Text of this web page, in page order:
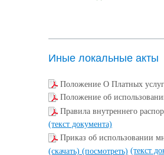
Иные локальные акты
Положение О Платных
Положение об
Правила внутреннего
(текст документа)
Приказ об использовании
(скачать) (посмотреть) (текст